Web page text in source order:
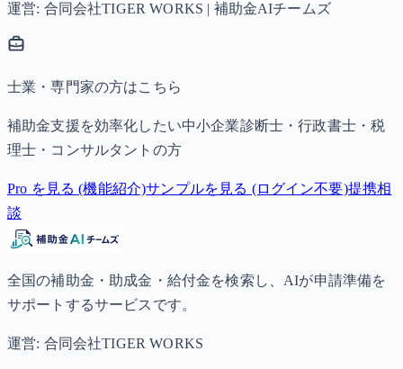
運営: 合同会社TIGER WORKS | 補助金AIチームズ
士業・専門家の方はこちら
補助金支援を効率化したい中小企業診断士・行政書士・税
理士・コンサルタントの方
Pro を見る (機能紹介)サンプルを見る (ログイン不要)提携相
談
全国の補助金・助成金・給付金を検索し、AIが申請準備を
サポートするサービスです。
運営: 合同会社TIGER WORKS